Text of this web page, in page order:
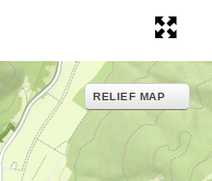
RELIEF MAP